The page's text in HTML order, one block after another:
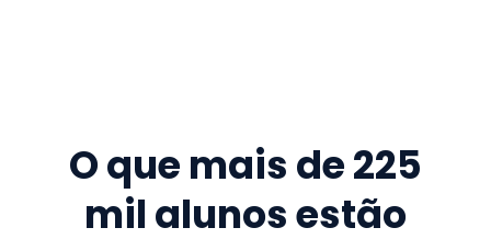
O que mais de225
mil alunos estão